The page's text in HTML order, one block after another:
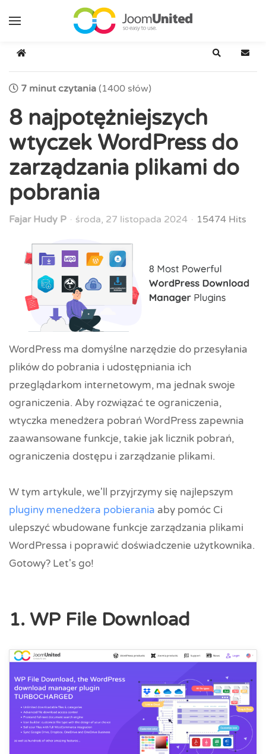
Przejdź do głównej zawartości
Strona główna Szukaj
7 minut czytania (1400 słów)
8 najpotężniejszych
wtyczek WordPress do
zarządzania plikami do
pobrania
Fajar Hudy P środa, 27 listopada 2024 15474 Hits
WordPress ma domyślne narzędzie do przesyłania
plików do pobrania i udostępniania ich
przeglądarkom internetowym, ma jednak swoje
ograniczenia. Aby rozwiązać te ograniczenia,
wtyczka menedżera pobrań WordPress zapewnia
zaawansowane funkcje, takie jak licznik pobrań,
ograniczenia dostępu i zarządzanie plikami.
W tym artykule, we'll przyjrzymy się najlepszym
pluginy menedżera pobierania aby pomóc Ci
ulepszyć wbudowane funkcje zarządzania plikami
WordPressa i poprawić doświadczenie użytkownika.
Gotowy? Let's go!
1. WP File Download